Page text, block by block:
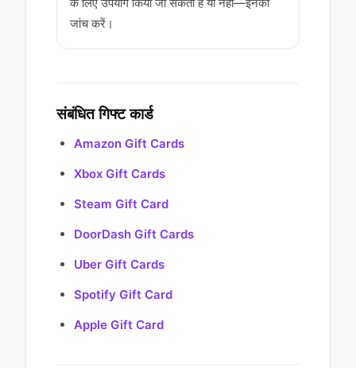
जांच करें।
संबंधित गिफ्ट कार्ड
Amazon Gift Cards
Xbox Gift Cards
Steam Gift Card
DoorDash Gift Cards
Uber Gift Cards
Spotify Gift Card
Apple Gift Card